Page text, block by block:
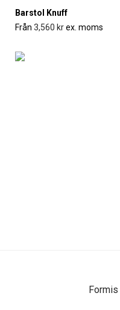
Barstol Knuff
Från 3,560 krex. moms
Formis